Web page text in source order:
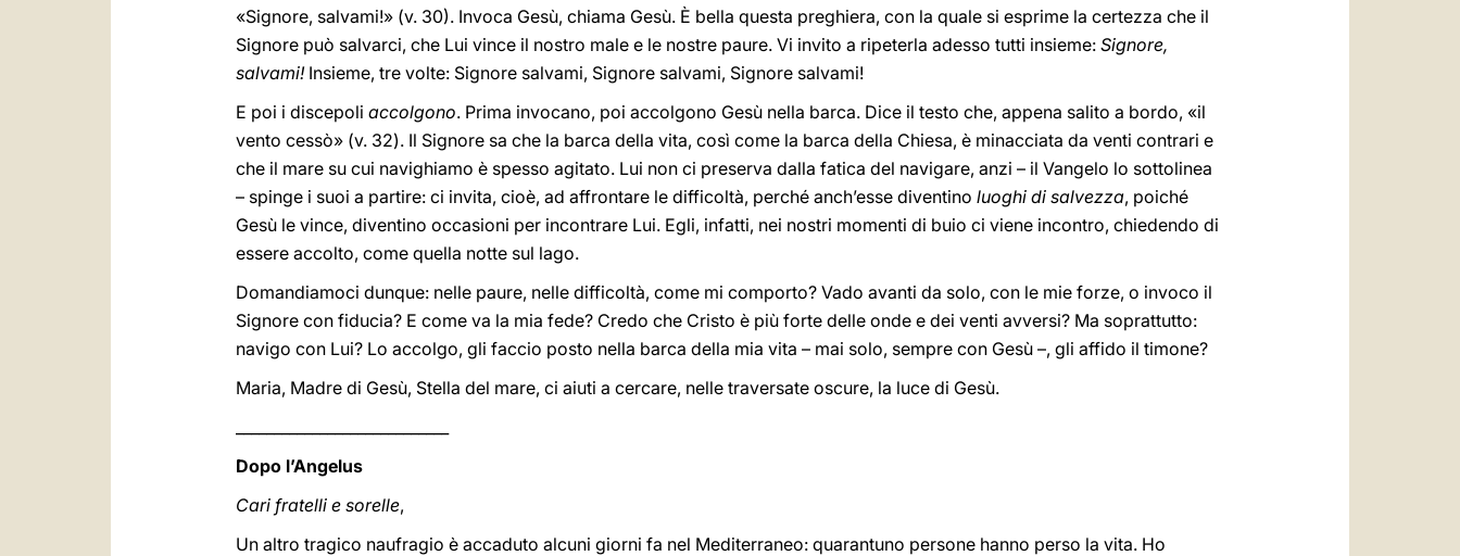
«Signore, salvami!» (v. 30). Invoca Gesù, chiama Gesù. È bella questa preghiera, con la quale si esprime la certezza che il
Signore può salvarci, che Lui vince il nostro male e le nostre paure. Vi invito a ripeterla adesso tutti insieme: Signore,
salvami!Insieme, tre volte: Signore salvami, Signore salvami, Signore salvami!
E poi i discepoli accolgono. Prima invocano, poi accolgono Gesù nella barca. Dice il testo che, appena salito a bordo, «il
vento cessò» (v. 32). Il Signore sa che la barca della vita, così come la barca della Chiesa, è minacciata da venti contrari e
che il mare su cui navighiamo è spesso agitato. Lui non ci preserva dalla fatica del navigare, anzi – il Vangelo lo sottolinea
– spinge i suoi a partire: ci invita, cioè, ad affrontare le difficoltà, perché anch’esse diventino luoghi di salvezza, poiché
Gesù le vince, diventino occasioni per incontrare Lui. Egli, infatti, nei nostri momenti di buio ci viene incontro, chiedendo di
essere accolto, come quella notte sul lago.
Domandiamoci dunque: nelle paure, nelle difficoltà, come mi comporto? Vado avanti da solo, con le mie forze, o invoco il
Signore con fiducia? E come va la mia fede? Credo che Cristo è più forte delle onde e dei venti avversi? Ma soprattutto:
navigo con Lui? Lo accolgo, gli faccio posto nella barca della mia vita – mai solo, sempre con Gesù –, gli affido il timone?
Maria, Madre di Gesù, Stella del mare, ci aiuti a cercare, nelle traversate oscure, la luce di Gesù.
Dopo l’Angelus
Cari fratelli e sorelle,
Un altro tragico naufragio è accaduto alcuni giorni fa nel Mediterraneo: quarantuno persone hanno perso la vita. Ho